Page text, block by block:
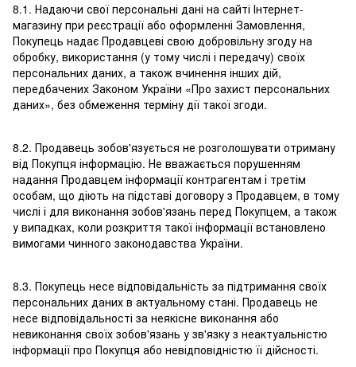
8.1. Надаючи свої персональні дані на сайті Інтернет-
магазину при реєстрації або оформленні Замовлення,
Покупець надає Продавцеві свою добровільну згоду на
обробку, використання (у тому числі і передачу) своїх
персональних даних, а також вчинення інших дій,
передбачених Законом України «Про захист персональних
даних», без обмеження терміну дії такої згоди.
8.2. Продавець зобов'язується не розголошувати отриману
від Покупця інформацію. Не вважається порушенням
надання Продавцем інформації контрагентам і третім
особам, що діють на підставі договору з Продавцем, в тому
числі і для виконання зобов'язань перед Покупцем, а також
у випадках, коли розкриття такої інформації встановлено
вимогами чинного законодавства України.
8.3. Покупець несе відповідальність за підтримання своїх
персональних даних в актуальному стані. Продавець не
несе відповідальності за неякісне виконання або
невиконання своїх зобов'язань у зв'язку з неактуальністю
інформації про Покупця або невідповідністю її дійсності.